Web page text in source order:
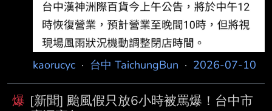
kaorucyc · 台中 TaichungBun · 2026-07-10
爆 [新聞] 颱風假只放6小時被罵爆！台中市